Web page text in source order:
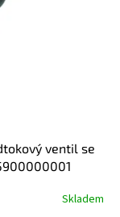
ventil se
Skladem